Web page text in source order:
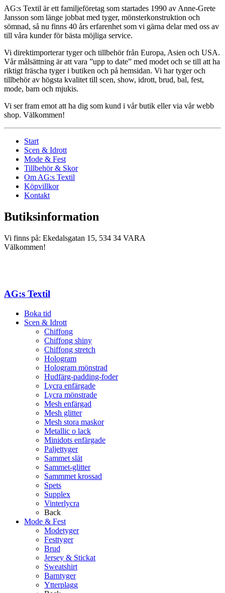
AG:s Textil är ett familjeföretag som startades 1990 av Anne-Grete
Jansson som länge jobbat med tyger, mönsterkonstruktion och
sömnad, så nu finns 40 års erfarenhet som vi gärna delar med oss av
till våra kunder för bästa möjliga service.
Vi direktimporterar tyger och tillbehör från Europa, Asien och USA.
Vår målsättning är att vara ”upp to date” med modet och se till att ha
riktigt fräscha tyger i butiken och på hemsidan. Vi har tyger och
tillbehör av högsta kvalitet till scen, show, idrott, brud, bal, fest,
mode, barn och mjukis.
Vi ser fram emot att ha dig som kund i vår butik eller via vår webb
shop. Välkommen!
Start
Scen & Idrott
Mode & Fest
Tillbehör & Skor
Om AG:s Textil
Köpvillkor
Kontakt
Butiksinformation
Vi finns på: Ekedalsgatan 15, 534 34 VARA
Välkommen!
AG:s Textil
Boka tid
Scen & Idrott
Chiffong
Chiffong shiny
Chiffong stretch
Hologram
Hologram mönstrad
Hudfärg-padding-foder
Lycra enfärgade
Lycra mönstrade
Mesh enfärgad
Mesh glitter
Mesh stora maskor
Metallic o lack
Minidots enfärgade
Paljettyger
Sammet slät
Sammet-glitter
Sammmet krossad
Spets
Supplex
Vinterlycra
Back
Mode & Fest
Modetyger
Festtyger
Brud
Jersey & Stickat
Sweatshirt
Barntyger
Ytterplagg